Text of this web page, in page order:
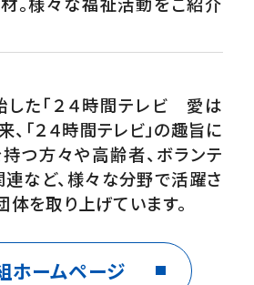
した「２４時間テレビ 愛は
、「２４時間テレビ」の趣旨に
持つ方々や高齢者、ボランテ
連など、様々な分野で活躍さ
を取り上げています。
ホームページ